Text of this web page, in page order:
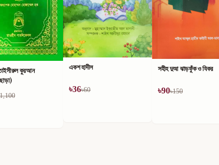
কুরআন
একশ হাদীস
৳36৳60
সহীহ দুআ ঝাড়ফুঁক ও যিকর
৳90৳150